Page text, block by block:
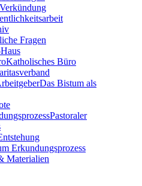
Fragen
Katholisches Büro
Das Bistum als
Pastoraler
Erkundungsprozess
Materialien